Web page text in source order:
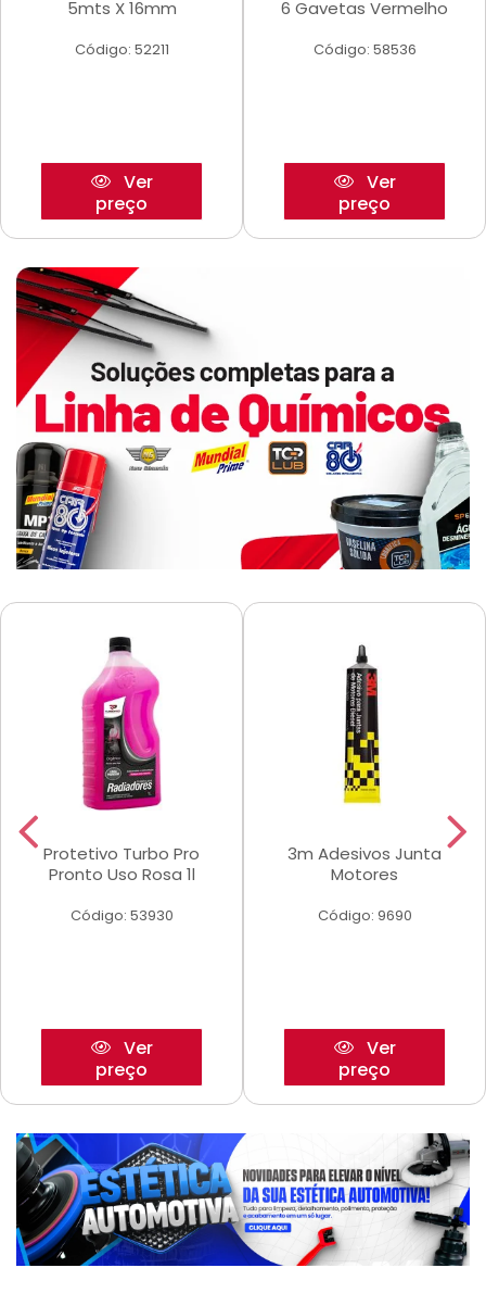
5mts X 16mm
Código: 52211
Ver
preço
6 Gavetas Vermelho
Código: 58536
Ver
preço
Protetivo Turbo Pro
Pronto Uso Rosa 1l
Código: 53930
Ver
preço
3m Adesivos Junta
Motores
Código: 9690
Ver
preço